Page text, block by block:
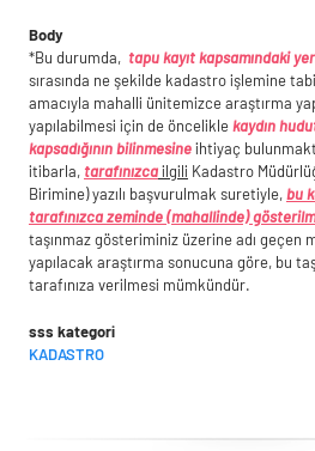
Body
*Bu durumda, tapu kayıt kapsamındaki
sırasında ne şekilde kadastro işlemine
amacıyla mahalli ünitemizce araştırma
yapılabilmesi için de önceliklekaydın
kapsadığının bilinmesineihtiyaç
itibarla, tarafınızcailgili Kadastro
Birimine) yazılı başvurulmak suretiyle,bu
tarafınızca zeminde (mahallinde)
taşınmaz gösteriminiz üzerine adı geçen
yapılacak araştırma sonucuna göre, bu
tarafınıza verilmesi mümkündür.
sss kategori
KADASTRO